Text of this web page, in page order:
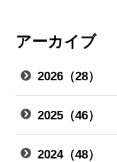
アーカイブ
2026（28）
2025（46）
2024（48）